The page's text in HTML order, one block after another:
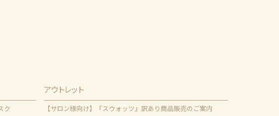
ク
アウトレット
【サロン様向け】『スウォッツ』訳あり商品販売のご案内